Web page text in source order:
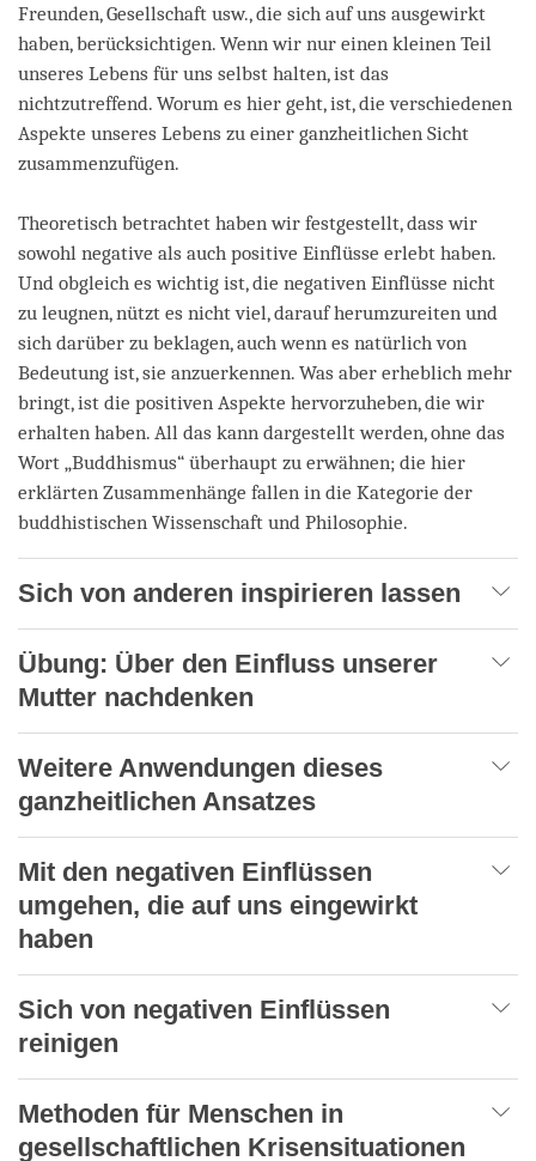
Freunden, Gesellschaft usw., die sich auf uns ausgewirkt
haben, berücksichtigen. Wenn wir nur einen kleinen Teil
unseres Lebens für uns selbst halten, ist das
nichtzutreffend. Worum es hier geht, ist, die verschiedenen
Aspekte unseres Lebens zu einer ganzheitlichen Sicht
zusammenzufügen.
Theoretisch betrachtet haben wir festgestellt, dass wir
sowohl negative als auch positive Einflüsse erlebt haben.
Und obgleich es wichtig ist, die negativen Einflüsse nicht
zu leugnen, nützt es nicht viel, darauf herumzureiten und
sich darüber zu beklagen, auch wenn es natürlich von
Bedeutung ist, sie anzuerkennen. Was aber erheblich mehr
bringt, ist die positiven Aspekte hervorzuheben, die wir
erhalten haben. All das kann dargestellt werden, ohne das
Wort „Buddhismus“ überhaupt zu erwähnen; die hier
erklärten Zusammenhänge fallen in die Kategorie der
buddhistischen Wissenschaft und Philosophie.
Sich von anderen inspirieren lassen
Übung: Über den Einfluss unserer
Mutter nachdenken
Weitere Anwendungen dieses
ganzheitlichen Ansatzes
Mit den negativen Einflüssen
umgehen, die auf uns eingewirkt
haben
Sich von negativen Einflüssen
reinigen
Methoden für Menschen in
gesellschaftlichen Krisensituationen